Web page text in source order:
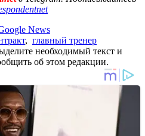
News
, главный тренер
необходимый текст и
об этом редакции.